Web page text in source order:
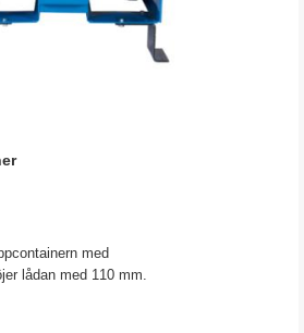
med
lådan med 110 mm.